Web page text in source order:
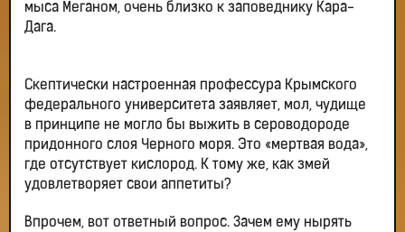
мыса Меганом, очень близко к заповеднику Кара-
Дага.
Скептически настроенная профессура Крымского
федерального университета заявляет, мол, чудище
в принципе не могло бы выжить в сероводороде
придонного слоя Черного моря. Это «мертвая вода»,
где отсутствует кислород. К тому же, как змей
удовлетворяет свои аппетиты?
Впрочем, вот ответный вопрос. Зачем ему нырять